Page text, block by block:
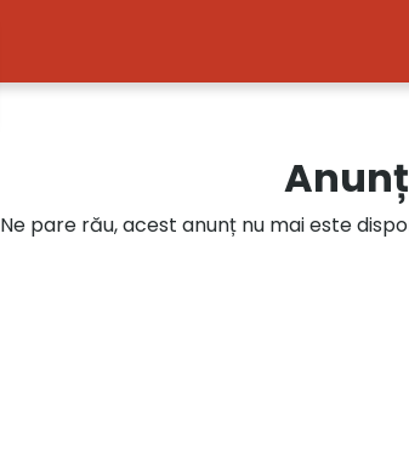
Ne pare rău, acest anunț nu mai este